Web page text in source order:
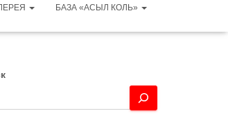
БАЗА «АСЫЛ КОЛЬ»